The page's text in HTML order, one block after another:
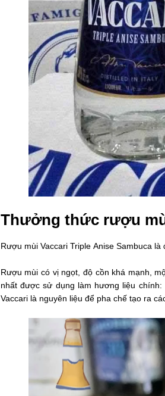
Thưởng thức rượu
Rượu mùi Vaccari Triple Anise Sambuca
Rượu mùi có vị ngọt, độ cồn khá mạnh,
nhất được sử dụng làm hương liệu
Vaccari là nguyên liệu để pha chế tạo ra